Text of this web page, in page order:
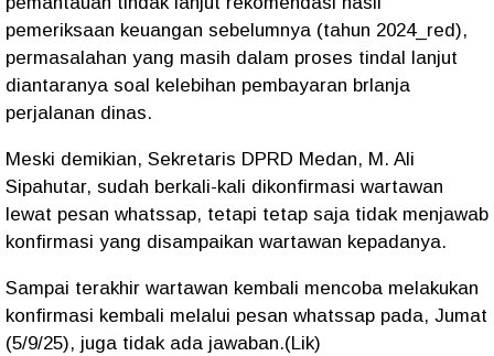
pemeriksaan keuangan sebelumnya (tahun 2024_red),
permasalahan yang masih dalam proses tindal lanjut
diantaranya soal kelebihan pembayaran brlanja
perjalanan dinas.
Meski demikian, Sekretaris DPRD Medan, M. Ali
Sipahutar, sudah berkali-kali dikonfirmasi wartawan
lewat pesan whatssap, tetapi tetap saja tidak menjawab
konfirmasi yang disampaikan wartawan kepadanya.
Sampai terakhir wartawan kembali mencoba melakukan
konfirmasi kembali melalui pesan whatssap pada, Jumat
(5/9/25), juga tidak ada jawaban.(Lik)